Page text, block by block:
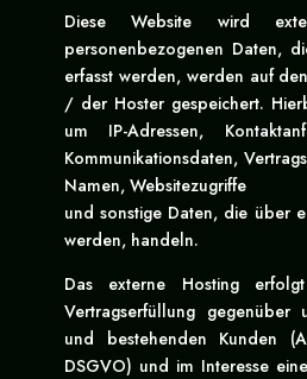
Diese Website wird
personenbezogenen Daten,
erfasst werden, werden auf
/ der Hoster gespeichert.
um IP-Adressen,
Kommunikationsdaten,
Namen, Websitezugriffe
und sonstige Daten, die über
werden, handeln.
Das externe Hosting
Vertragserfüllung gegenüber
und bestehenden
DSGVO) und im Interesse